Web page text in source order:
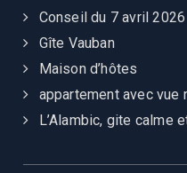
Conseil du 7 avril 2026
Gîte Vauban
Maison d’hôtes
appartement avec
L’Alambic, gite calme